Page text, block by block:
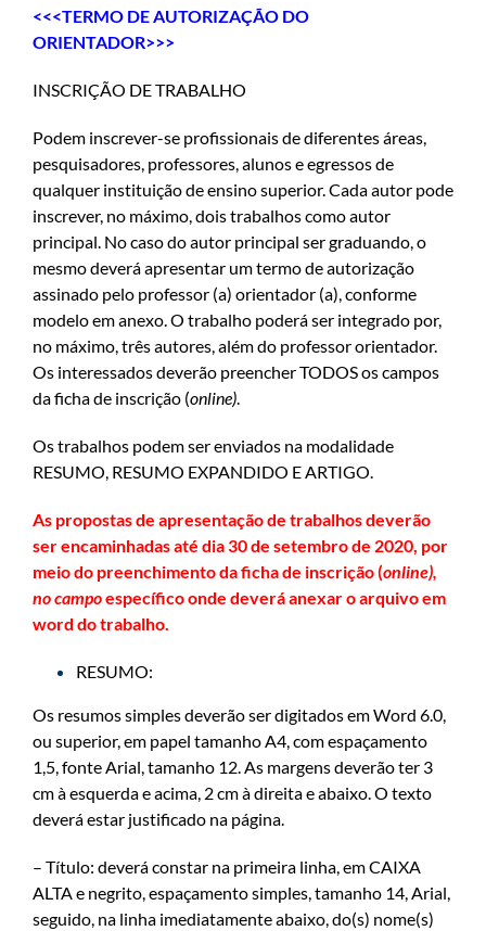
<<<TERMO DE AUTORIZAÇÃO DO
ORIENTADOR>>>
INSCRIÇÃO DE TRABALHO
Podem inscrever-se profissionais de diferentes áreas,
pesquisadores, professores, alunos e egressos de
qualquer instituição de ensino superior. Cada autor pode
inscrever, no máximo, dois trabalhos como autor
principal. No caso do autor principal ser graduando, o
mesmo deverá apresentar um termo de autorização
assinado pelo professor (a) orientador (a), conforme
modelo em anexo. O trabalho poderá ser integrado por,
no máximo, três autores, além do professor orientador.
Os interessados deverão preencher TODOS os campos
da ficha de inscrição (online).
Os trabalhos podem ser enviados na modalidade
RESUMO, RESUMO EXPANDIDO E ARTIGO.
As propostas de apresentação de trabalhos deverão
ser encaminhadas até dia 30 de setembro de 2020, por
meio do preenchimento da ficha de inscrição (online),
no campoespecífico onde deverá anexar o arquivo em
word do trabalho.
RESUMO:
Os resumos simples deverão ser digitados em Word 6.0,
ou superior, em papel tamanho A4, com espaçamento
1,5, fonte Arial, tamanho 12. As margens deverão ter 3
cm à esquerda e acima, 2 cm à direita e abaixo. O texto
deverá estar justificado na página.
– Título: deverá constar na primeira linha, em CAIXA
ALTA e negrito, espaçamento simples, tamanho 14, Arial,
seguido, na linha imediatamente abaixo, do(s) nome(s)